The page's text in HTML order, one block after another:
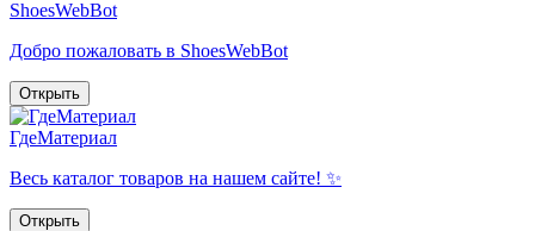
ShoesWebBot
Добро пожаловать в ShoesWebBot
Открыть
ГдеМатериал
Весь каталог товаров на нашем сайте! ✨
Открыть